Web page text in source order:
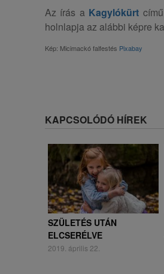
Az írás a Kagylókürt
holnlapja az alábbi képre
Kép: Micimackó falfestés Pixabay
KAPCSOLÓDÓ HÍREK
SZÜLETÉS UTÁN
ELCSERÉLVE
2019. április 22.